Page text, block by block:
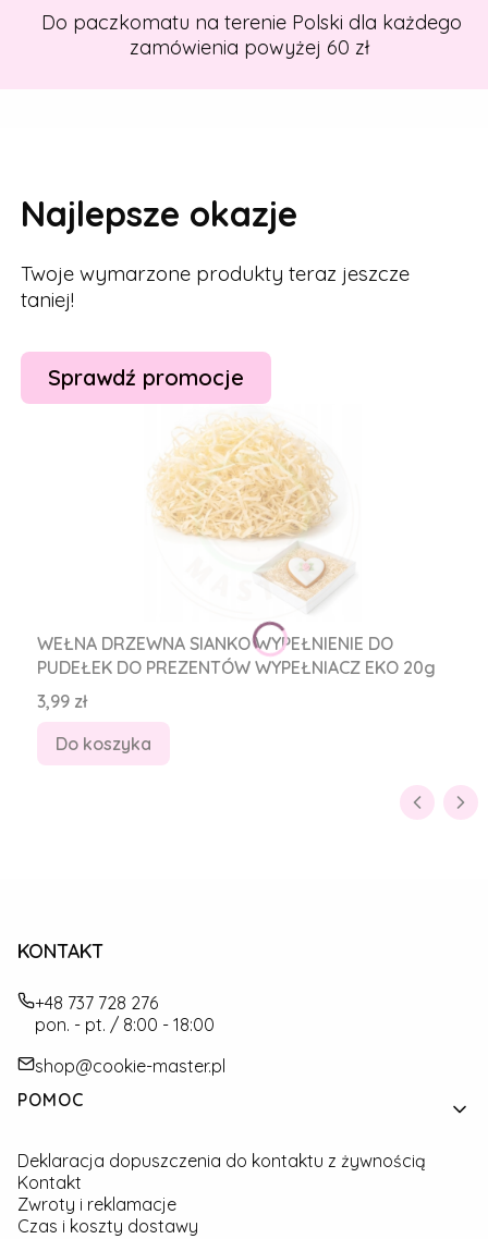
Do paczkomatu na terenie Polski dla każdego
zamówienia powyżej 60 zł
Najlepsze okazje
Twoje wymarzone produkty teraz jeszcze
taniej!
Sprawdź promocje
WEŁNA DRZEWNA SIANKO WYPEŁNIENIE DO
PUDEŁEK DO PREZENTÓW WYPEŁNIACZ EKO 20g
Cena
3,99 zł
Do koszyka
KONTAKT
+48 737 728 276
pon. - pt. / 8:00 - 18:00
shop@cookie-master.pl
Linki w stopce
POMOC
Deklaracja dopuszczenia do kontaktu z żywnością
Kontakt
Zwroty i reklamacje
Czas i koszty dostawy